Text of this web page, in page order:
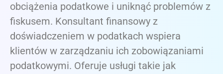
obciążenia podatkowe i uniknąć problemów z
fiskusem. Konsultant finansowy z
doświadczeniem w podatkach wspiera
klientów w zarządzaniu ich zobowiązaniami
podatkowymi. Oferuje usługi takie jak